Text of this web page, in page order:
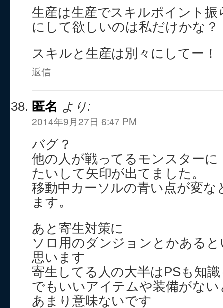
生産は生産でスキルポイント
にして欲しいのは私だけかな？
スキルと生産は別々にしてー！
返信
匿名 より:
2014年9月27日 6:47 PM
バグ？
他の人が戦ってるモンスターに
たいして矢印が出てました。
移動中カーソルの青い点が変な
ます。
あと寄生対策に
ソロ用のダンジョンとかある
思います
寄生してる人の大半はPSも知
でもいいアイテムや装備がない
あまり意味ないです